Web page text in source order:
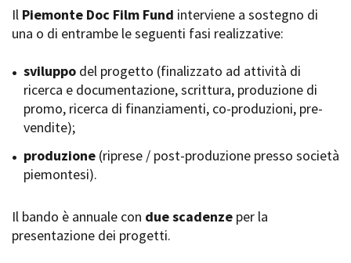
Attrici-Attori
Beginners
LOCATION GUIDE
FILM DATABASE
BOOK DATABASE
NEWS
CASTING
Location - Accedi al tuo
profilo
Newsletter
Lavora con noi
Stage - Tirocini - Scuola e
Lavoro
per affidamento lavori in
economia
Il Piemonte Doc Film Fund interviene a sostegno di
una o di entrambe le seguenti fasi realizzative:
sviluppo del progetto (finalizzato ad attività di
ricerca e documentazione, scrittura, produzione di
promo, ricerca di finanziamenti, co-produzioni, pre-
vendite);
produzione (riprese / post-produzione presso società
piemontesi).
Il bando è annuale con due scadenze per la
presentazione dei progetti.